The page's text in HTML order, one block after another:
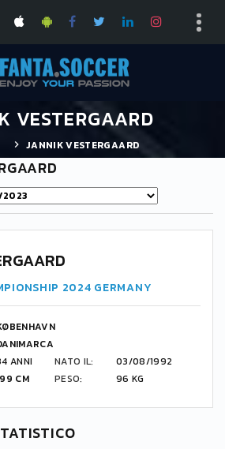
VESTERGAARD
JANNIK VESTERGAARD
2024 GERMANY
ANNI NATO IL:
03/08/1992
CM PESO: 96 KG